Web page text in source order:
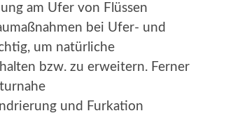
am Ufer von Flüssen
bei Ufer- und
um natürliche
bzw. zu erweitern. Ferner
und Furkation